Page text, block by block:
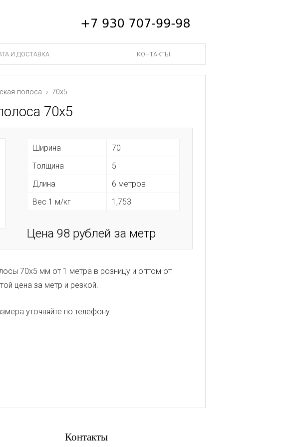
И ДОСТАВКА КОНТАКТЫ
полоса › 70х5
70х5
Ширина
70
Толщина
5
Длина
6 метров
Вес 1 м/кг
1,753
Цена 98 рублей за метр
70х5 мм от 1 метра в розницу и оптом от
цена за метр и резкой.
уточняйте по телефону.
Контакты